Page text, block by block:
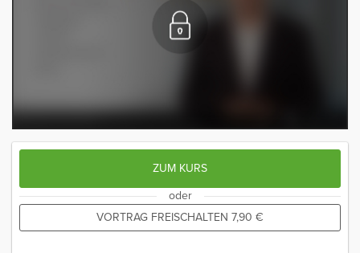
ZUM KURS
oder
VORTRAG FREISCHALTEN 7,90 €